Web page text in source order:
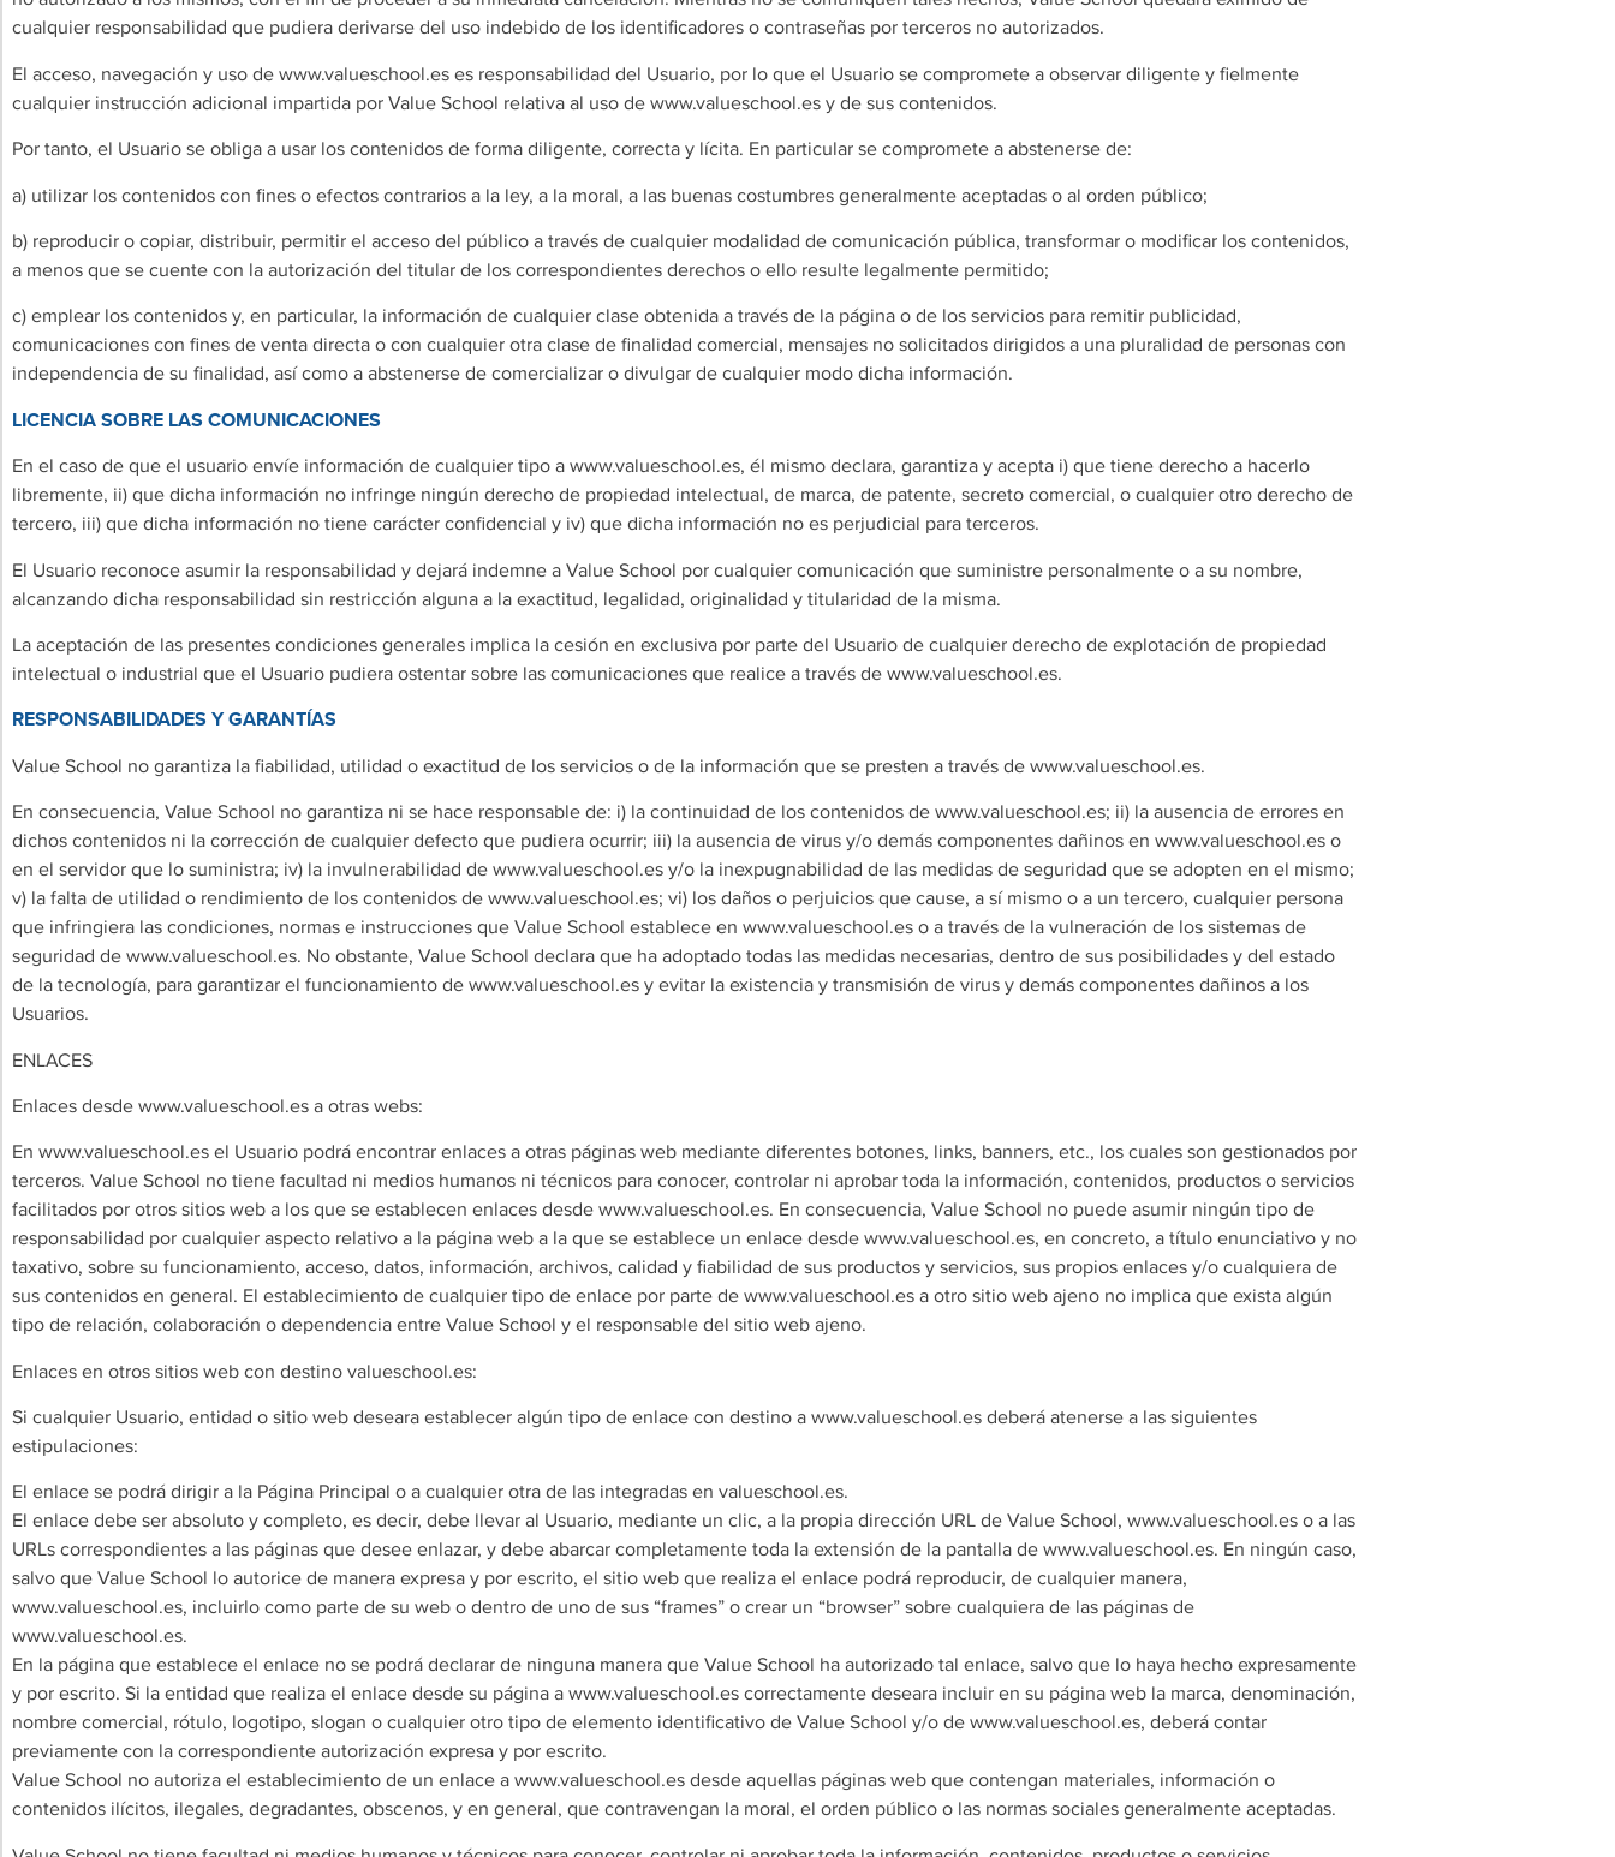
cualquier responsabilidad que pudiera derivarse del uso indebido de los identificadores o contraseñas por terceros no autorizados.
El acceso, navegación y uso de www.valueschool.es es responsabilidad del Usuario, por lo que el Usuario se compromete a observar diligente y fielmente
cualquier instrucción adicional impartida por Value School relativa al uso de www.valueschool.es y de sus contenidos.
Por tanto, el Usuario se obliga a usar los contenidos de forma diligente, correcta y lícita. En particular se compromete a abstenerse de:
a) utilizar los contenidos con fines o efectos contrarios a la ley, a la moral, a las buenas costumbres generalmente aceptadas o al orden público;
b) reproducir o copiar, distribuir, permitir el acceso del público a través de cualquier modalidad de comunicación pública, transformar o modificar los contenidos,
a menos que se cuente con la autorización del titular de los correspondientes derechos o ello resulte legalmente permitido;
c) emplear los contenidos y, en particular, la información de cualquier clase obtenida a través de la página o de los servicios para remitir publicidad,
comunicaciones con fines de venta directa o con cualquier otra clase de finalidad comercial, mensajes no solicitados dirigidos a una pluralidad de personas con
independencia de su finalidad, así como a abstenerse de comercializar o divulgar de cualquier modo dicha información.
LICENCIA SOBRE LAS COMUNICACIONES
En el caso de que el usuario envíe información de cualquier tipo a www.valueschool.es, él mismo declara, garantiza y acepta i) que tiene derecho a hacerlo
libremente, ii) que dicha información no infringe ningún derecho de propiedad intelectual, de marca, de patente, secreto comercial, o cualquier otro derecho de
tercero, iii) que dicha información no tiene carácter confidencial y iv) que dicha información no es perjudicial para terceros.
El Usuario reconoce asumir la responsabilidad y dejará indemne a Value School por cualquier comunicación que suministre personalmente o a su nombre,
alcanzando dicha responsabilidad sin restricción alguna a la exactitud, legalidad, originalidad y titularidad de la misma.
La aceptación de las presentes condiciones generales implica la cesión en exclusiva por parte del Usuario de cualquier derecho de explotación de propiedad
intelectual o industrial que el Usuario pudiera ostentar sobre las comunicaciones que realice a través de www.valueschool.es.
RESPONSABILIDADES Y GARANTÍAS
Value School no garantiza la fiabilidad, utilidad o exactitud de los servicios o de la información que se presten a través de www.valueschool.es.
En consecuencia, Value School no garantiza ni se hace responsable de: i) la continuidad de los contenidos de www.valueschool.es; ii) la ausencia de errores en
dichos contenidos ni la corrección de cualquier defecto que pudiera ocurrir; iii) la ausencia de virus y/o demás componentes dañinos en www.valueschool.es o
en el servidor que lo suministra; iv) la invulnerabilidad de www.valueschool.es y/o la inexpugnabilidad de las medidas de seguridad que se adopten en el mismo;
v) la falta de utilidad o rendimiento de los contenidos de www.valueschool.es; vi) los daños o perjuicios que cause, a sí mismo o a un tercero, cualquier persona
que infringiera las condiciones, normas e instrucciones que Value School establece en www.valueschool.es o a través de la vulneración de los sistemas de
seguridad de www.valueschool.es. No obstante, Value School declara que ha adoptado todas las medidas necesarias, dentro de sus posibilidades y del estado
de la tecnología, para garantizar el funcionamiento de www.valueschool.es y evitar la existencia y transmisión de virus y demás componentes dañinos a los
Usuarios.
ENLACES
Enlaces desde www.valueschool.es a otras webs:
En www.valueschool.es el Usuario podrá encontrar enlaces a otras páginas web mediante diferentes botones, links, banners, etc., los cuales son gestionados por
terceros. Value School no tiene facultad ni medios humanos ni técnicos para conocer, controlar ni aprobar toda la información, contenidos, productos o servicios
facilitados por otros sitios web a los que se establecen enlaces desde www.valueschool.es. En consecuencia, Value School no puede asumir ningún tipo de
responsabilidad por cualquier aspecto relativo a la página web a la que se establece un enlace desde www.valueschool.es, en concreto, a título enunciativo y no
taxativo, sobre su funcionamiento, acceso, datos, información, archivos, calidad y fiabilidad de sus productos y servicios, sus propios enlaces y/o cualquiera de
sus contenidos en general. El establecimiento de cualquier tipo de enlace por parte de www.valueschool.es a otro sitio web ajeno no implica que exista algún
tipo de relación, colaboración o dependencia entre Value School y el responsable del sitio web ajeno.
Enlaces en otros sitios web con destino valueschool.es:
Si cualquier Usuario, entidad o sitio web deseara establecer algún tipo de enlace con destino a www.valueschool.es deberá atenerse a las siguientes
estipulaciones:
El enlace se podrá dirigir a la Página Principal o a cualquier otra de las integradas en valueschool.es.
El enlace debe ser absoluto y completo, es decir, debe llevar al Usuario, mediante un clic, a la propia dirección URL de Value School, www.valueschool.es o a las
URLs correspondientes a las páginas que desee enlazar, y debe abarcar completamente toda la extensión de la pantalla de www.valueschool.es. En ningún caso,
salvo que Value School lo autorice de manera expresa y por escrito, el sitio web que realiza el enlace podrá reproducir, de cualquier manera,
www.valueschool.es, incluirlo como parte de su web o dentro de uno de sus “frames” o crear un “browser” sobre cualquiera de las páginas de
www.valueschool.es.
En la página que establece el enlace no se podrá declarar de ninguna manera que Value School ha autorizado tal enlace, salvo que lo haya hecho expresamente
y por escrito. Si la entidad que realiza el enlace desde su página a www.valueschool.es correctamente deseara incluir en su página web la marca, denominación,
nombre comercial, rótulo, logotipo, slogan o cualquier otro tipo de elemento identificativo de Value School y/o de www.valueschool.es, deberá contar
previamente con la correspondiente autorización expresa y por escrito.
Value School no autoriza el establecimiento de un enlace a www.valueschool.es desde aquellas páginas web que contengan materiales, información o
contenidos ilícitos, ilegales, degradantes, obscenos, y en general, que contravengan la moral, el orden público o las normas sociales generalmente aceptadas.